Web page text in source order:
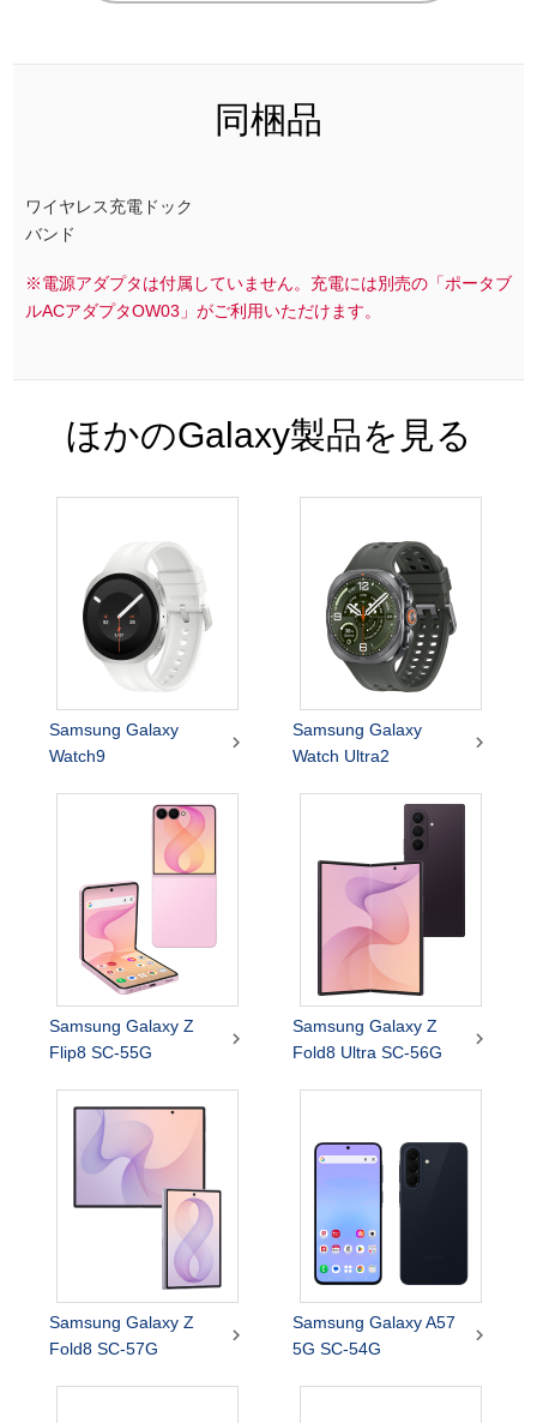
同梱品
ワイヤレス充電ドック
バンド
※電源アダプタは付属していません。充電には別売の「ポータブ
ルACアダプタOW03」がご利用いただけます。
ほかのGalaxy製品を見る
Samsung Galaxy
Watch9

Samsung Galaxy
Watch Ultra2

Samsung Galaxy Z
Flip8 SC-55G

Samsung Galaxy Z
Fold8 Ultra SC-56G

Samsung Galaxy Z
Fold8 SC-57G

Samsung Galaxy A57
5G SC-54G
